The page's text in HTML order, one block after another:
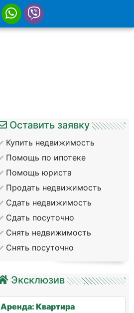
Оставить заявку
Купить недвижимость
Помощь по ипотеке
Помощь юриста
Продать недвижимость
Сдать недвижимость
Сдать посуточно
Снять недвижимость
Снять посуточно
Эксклюзив
Аренда: Квартира